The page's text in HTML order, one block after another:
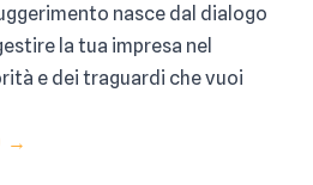
nasce dal dialogo
la tua impresa nel
e dei traguardi che vuoi
→